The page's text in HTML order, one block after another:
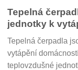
Tepelná
jednotky k
Tepelná čerpadla
vytápění
teplovzdušné